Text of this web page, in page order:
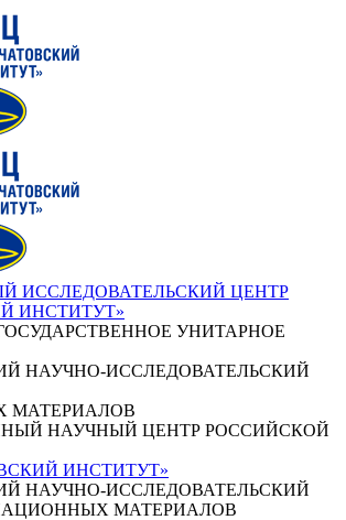
ИССЛЕДОВАТЕЛЬСКИЙ ЦЕНТР
ИНСТИТУТ»
УНИТАРНОЕ
НАУЧНО-ИССЛЕДОВАТЕЛЬСКИЙ
МАТЕРИАЛОВ
НАУЧНЫЙ ЦЕНТР РОССИЙСКОЙ
ИНСТИТУТ»
НАУЧНО-ИССЛЕДОВАТЕЛЬСКИЙ
МАТЕРИАЛОВ